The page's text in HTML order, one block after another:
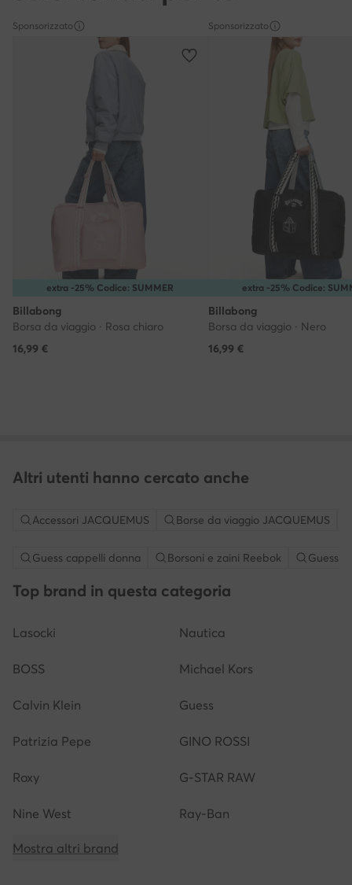
Sponsorizzato
extra -25% Codice: SUMMER
Billabong
Borsa da viaggio · Rosa chiaro
16,99 €
Sponsorizzato
extra -25% Codice:
Billabong
Borsa da viaggio · Nero
16,99 €
Altri utenti hanno cercato anche
Accessori JACQUEMUS Borse da viaggio JACQUEMUS
Guess cappelli donna Borsoni e zaini Reebok Guess
Top brand in questa categoria
Lasocki Nautica
BOSS Michael Kors
Calvin Klein Guess
Patrizia Pepe GINO ROSSI
Roxy G-STAR RAW
Nine West Ray-Ban
Mostra altri brand